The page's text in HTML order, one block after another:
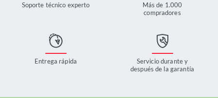
Soporte técnico experto
Más de 1.000
compradores
Entrega rápida
Servicio durante y
después de la garantía